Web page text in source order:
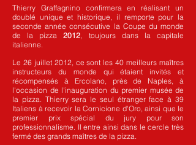
Thierry Graffagnino confirmera en réalisant un
doublé unique et historique, il remporte pour la
seconde année consécutive la Coupe du monde
de la pizza2012, toujours dans la capitale
italienne.
Le 26 juillet 2012, ce sont les 40 meilleurs maîtres
instructeurs du monde qui étaient invités et
récompensés à Ercolano, près de Naples, à
l'occasion de l'inauguration du premier musée de
la pizza. Thierry sera le seul étranger face à 39
Italiens à recevoir la Cornicione d'Oro, ainsi que le
premier prix spécial du jury pour son
professionnalisme. Il entre ​ainsi dans le cercle très
fermé des grands maîtres de la pizza.